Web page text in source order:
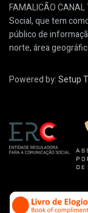
FAMALICÃO
Social, que tem
público de
norte, área
Powered by:Setup